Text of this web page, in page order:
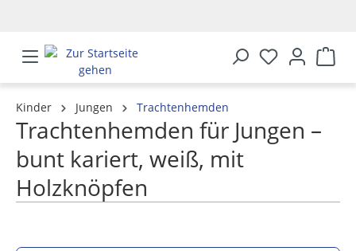
Kinder Jungen Trachtenhemden
Trachtenhemden für Jungen –
bunt kariert, weiß, mit
Holzknöpfen